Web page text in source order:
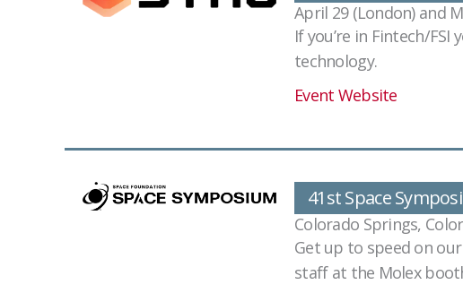
April 29 (London) and
If you’re in Fintech/
technology.
Event Website
41st Space
Colorado Springs,
Get up to speed on
staff at the Molex